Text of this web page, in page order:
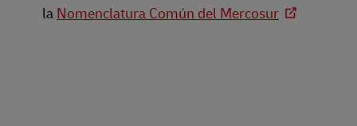
la Nomenclatura Común del Mercosur